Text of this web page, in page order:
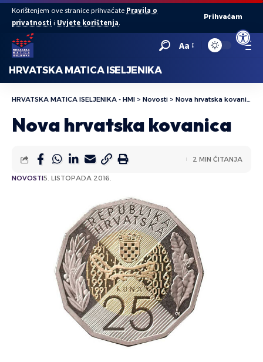
Open
Korištenjem ove stranice prihvaćate Pravila o
privatnosti i Uvjete korištenja.
Prihvaćam
Aa
HRVATSKA MATICA ISELJENIKA
HRVATSKA MATICA ISELJENIKA - HMI > Novosti > Nova hrvatska kovanica
Nova hrvatska kovanica
NOVOSTI5. LISTOPADA 2016.
2 MIN ČITANJA